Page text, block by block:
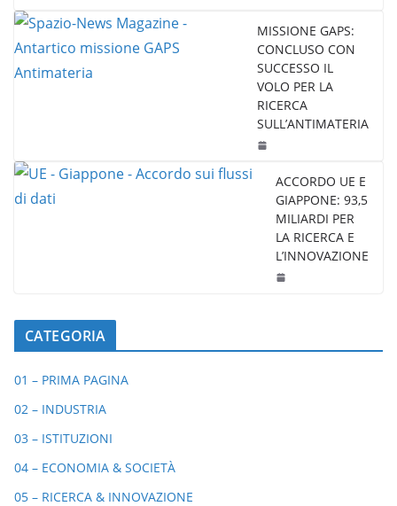
MISSIONE GAPS:
CONCLUSO CON
SUCCESSO IL
VOLO PER LA
RICERCA
SULL’ANTIMATERIA
ACCORDO UE E
GIAPPONE: 93,5
MILIARDI PER
LA RICERCA E
L’INNOVAZIONE
CATEGORIA
01 – PRIMA PAGINA
02 – INDUSTRIA
03 – ISTITUZIONI
04 – ECONOMIA & SOCIETÀ
05 – RICERCA & INNOVAZIONE